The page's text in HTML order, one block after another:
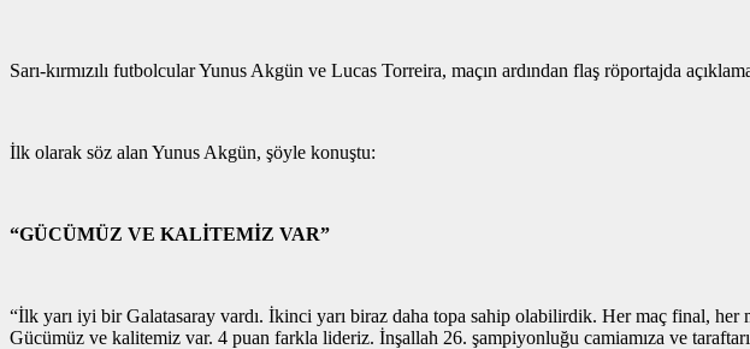
Sarı-kırmızılı futbolcular Yunus Akgün ve Lucas Torreira, maçın ardından flaş röportajda
İlk olarak söz alan Yunus Akgün, şöyle konuştu:
“GÜCÜMÜZ VE KALİTEMİZ VAR”
“İlk yarı iyi bir Galatasaray vardı. İkinci yarı biraz daha topa sahip olabilirdik. Her maç final,
Gücümüz ve kalitemiz var. 4 puan farkla lideriz. İnşallah 26. şampiyonluğu camiamıza ve